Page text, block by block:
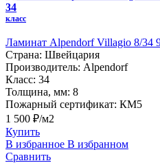
34
класс
Ламинат Alpendorf Villagio 8/34
Страна: Швейцария
Производитель: Alpendorf
Класс: 34
Толщина, мм: 8
Пожарный сертификат: КМ5
1 500 ₽/м2
Купить
В избранное В избранном
Сравнить